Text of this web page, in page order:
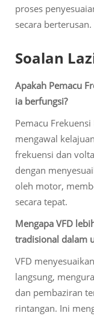
proses
secara berterusan.
Soalan
Apakah Pemacu
ia berfungsi?
Pemacu
mengawal
frekuensi dan
dengan
oleh motor,
secara tepat.
Mengapa VFD
tradisional dalam
VFD
langsung,
dan pembaziran
rintangan. Ini